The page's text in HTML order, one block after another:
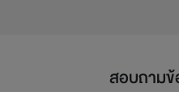
สอบถามข้